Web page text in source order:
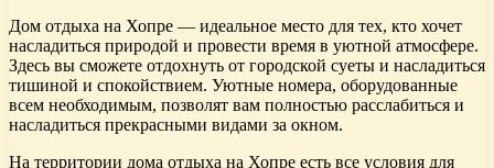
Дом отдыха на Хопре — идеальное место для тех, кто хочет
насладиться природой и провести время в уютной атмосфере.
Здесь вы сможете отдохнуть от городской суеты и насладиться
тишиной и спокойствием. Уютные номера, оборудованные
всем необходимым, позволят вам полностью расслабиться и
насладиться прекрасными видами за окном.
На территории дома отдыха на Хопре есть все условия для